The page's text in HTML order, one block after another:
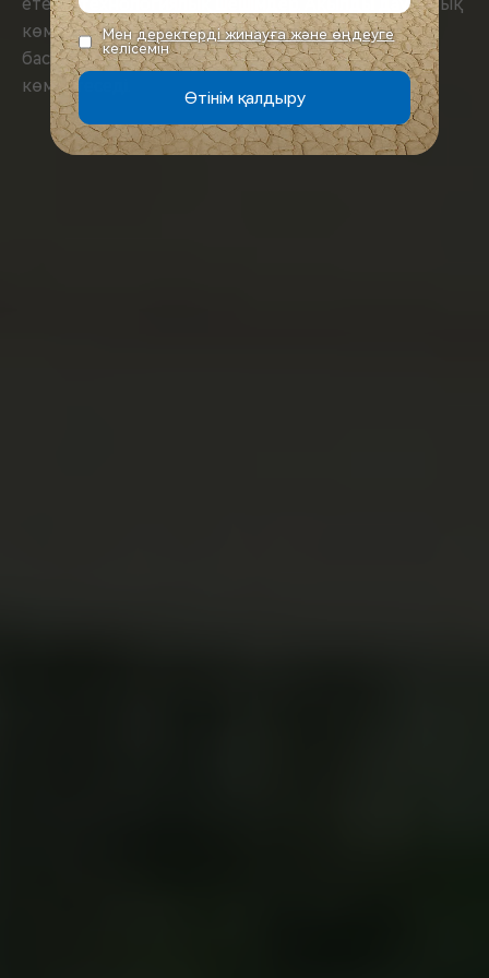
ететін технологиялық шешімдер. Ақылды дауыстық
көмекші жолдан көз алмай-ақ, цифрлық
басқарудың барлық мүмкіндігін пайдалануға
көмектеседі.
Мендеректерді жинауға және өңдеуге
келісемін
Өтінім қалдыру